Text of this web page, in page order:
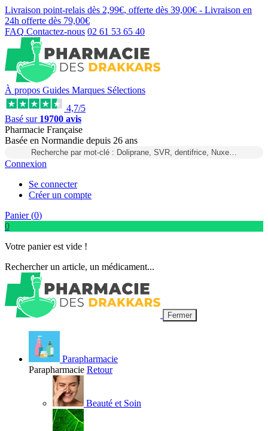
Livraison point-relais dès 2,99€, offerte dès 39,00€ - Livraison en
24h offerte dès 79,00€
FAQ Contactez-nous 02 61 53 65 40
À propos Guides Marques Sélections
4,7/5
Basé sur 19700 avis
Pharmacie Française
Basée en Normandie depuis 26 ans
Recherche par mot-clé : Doliprane, SVR, dentifrice, Nuxe…
Connexion
Se connecter
Créer un compte
Panier (0)
0
Votre panier est vide !
Rechercher un article, un médicament...
Fermer
Parapharmacie
Parapharmacie Retour
Beauté et Soin